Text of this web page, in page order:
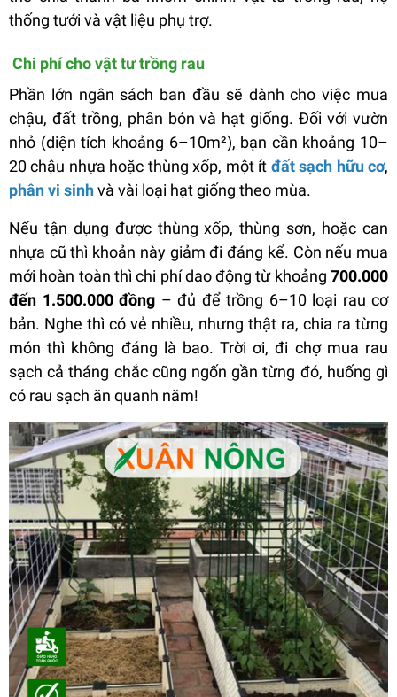
thống tưới và vật liệu phụ trợ.
Chi phí cho vật tư trồng rau
Phần lớn ngân sách ban đầu sẽ dành cho việc mua
chậu, đất trồng, phân bón và hạt giống. Đối với vườn
nhỏ (diện tích khoảng 6–10m²), bạn cần khoảng 10–
20 chậu nhựa hoặc thùng xốp, một ít đất sạch hữu cơ,
phân vi sinhvà vài loại hạt giống theo mùa.
Nếu tận dụng được thùng xốp, thùng sơn, hoặc can
nhựa cũ thì khoản này giảm đi đáng kể. Còn nếu mua
mới hoàn toàn thì chi phí dao động từ khoảng 700.000
đến 1.500.000 đồng – đủ để trồng 6–10 loại rau cơ
bản. Nghe thì có vẻ nhiều, nhưng thật ra, chia ra từng
món thì không đáng là bao. Trời ơi, đi chợ mua rau
sạch cả tháng chắc cũng ngốn gần từng đó, huống gì
có rau sạch ăn quanh năm!